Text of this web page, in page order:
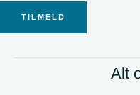
TILMELD
Alt